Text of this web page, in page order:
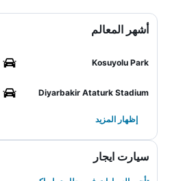
أشهر المعالم
Kosuyolu Park
Diyarbakir Ataturk Stadium
إظهار المزيد
سيارت ايجار